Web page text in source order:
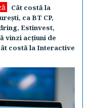
Cât costă la
ca BT CP,
Estinvest,
vinzi acţiuni de
costă la Interactive